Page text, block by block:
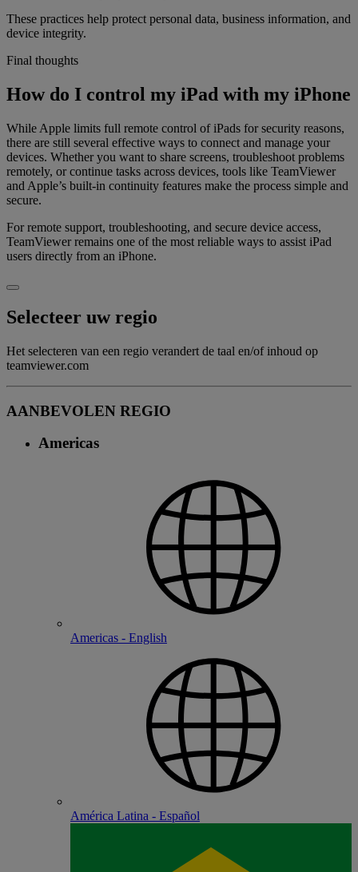
These practices help protect personal data, business information, and
device integrity.
Final thoughts
How do I control my iPad with my iPhone
While Apple limits full remote control of iPads for security reasons,
there are still several effective ways to connect and manage your
devices. Whether you want to share screens, troubleshoot problems
remotely, or continue tasks across devices, tools like TeamViewer
and Apple’s built-in continuity features make the process simple and
secure.
For remote support, troubleshooting, and secure device access,
TeamViewer remains one of the most reliable ways to assist iPad
users directly from an iPhone.
Selecteer uw regio
Het selecteren van een regio verandert de taal en/of inhoud op
teamviewer.com
AANBEVOLEN REGIO
Americas
Americas - English
América Latina - Español